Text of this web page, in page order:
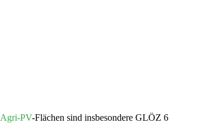
Agri-PV-Flächen sind insbesondere GLÖZ 6